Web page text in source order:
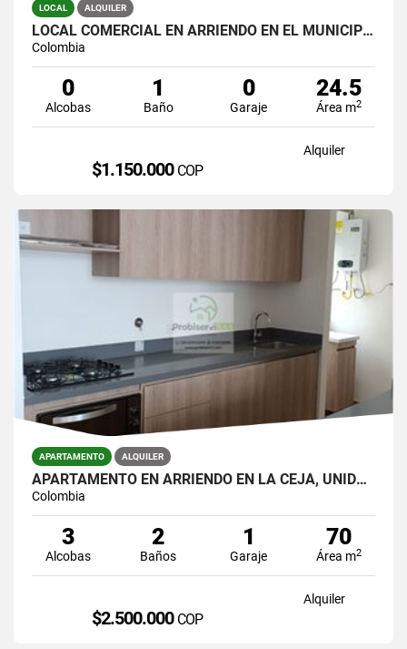
LOCAL ALQUILER
LOCAL COMERCIAL EN ARRIENDO EN EL MUNICIPIO DE LA CEJA.
Colombia
0
Alcobas
1
Baño
0
Garaje
24.5
Área m2
Alquiler
$1.150.000 COP
APARTAMENTO ALQUILER
APARTAMENTO EN ARRIENDO EN LA CEJA, UNIDAD CERRADA.
Colombia
3
Alcobas
2
Baños
1
Garaje
70
Área m2
Alquiler
$2.500.000 COP